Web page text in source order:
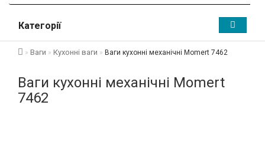
Категорії
Ваги Кухонні ваги Ваги кухонні механічні Momert 7462
Ваги кухонні механічні Momert
7462